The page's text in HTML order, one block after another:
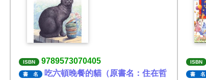
ISBN 9789573070405
書 名
吃六頓晚餐的貓（原書名：住在哲
ISBN
書 名